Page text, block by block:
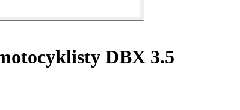
DBX 3.5